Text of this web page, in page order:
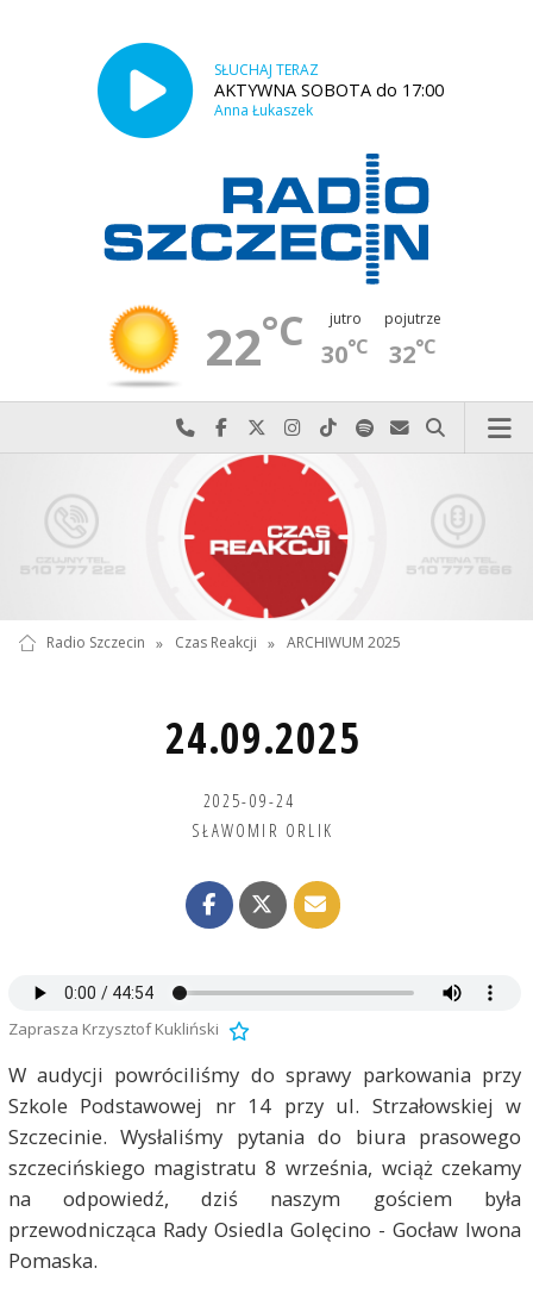
SŁUCHAJ TERAZ
AKTYWNA SOBOTA do 17:00
Anna Łukaszek
22°C jutro
30°C
pojutrze
32°C
Najlepiej po prostu do nas zadzwoń
Odwiedź nas na Facebook-u
Odwiedź nas na X
Odwiedź nas na Instagram-ie
Odwiedź nas na TikTok-u
Szukaj nas na Spotify
Wyślij do nas
Szukaj
Radio Szczecin » Czas Reakcji » ARCHIWUM 2025
24.09.2025
2025-09-24
SŁAWOMIR ORLIK
Zaprasza Krzysztof Kukliński
W audycji powróciliśmy do sprawy parkowania przy
Szkole Podstawowej nr 14 przy ul. Strzałowskiej w
Szczecinie. Wysłaliśmy pytania do biura prasowego
szczecińskiego magistratu 8 września, wciąż czekamy
na odpowiedź, dziś naszym gościem była
przewodnicząca Rady Osiedla Golęcino - Gocław Iwona
Pomaska.